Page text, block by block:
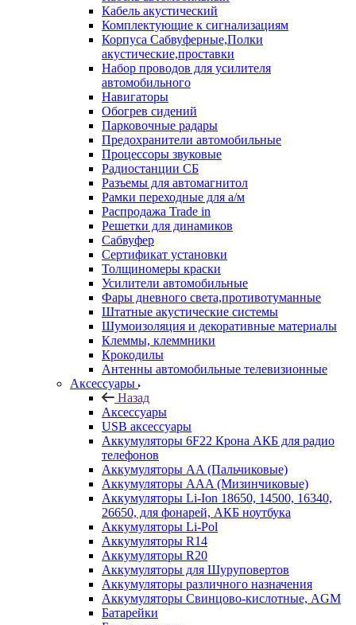
Кабель акустический
Комплектующие к сигнализациям
Корпуса Сабвуферные,Полки
акустические,проставки
Набор проводов для усилителя
автомобильного
Навигаторы
Обогрев сидений
Парковочные радары
Предохранители автомобильные
Процессоры звуковые
Радиостанции СБ
Разъемы для автомагнитол
Рамки переходные для а/м
Распродажа Trade in
Решетки для динамиков
Сабвуфер
Сертификат установки
Толщиномеры краски
Усилители автомобильные
Фары дневного света,противотуманные
Штатные акустические системы
Шумоизоляция и декоративные материалы
Клеммы, клеммники
Крокодилы
Антенны автомобильные телевизионные
Аксессуары
Назад
Аксессуары
USB аксессуары
Аккумуляторы 6F22 Крона АКБ для радио
телефонов
Аккумуляторы AA (Пальчиковые)
Аккумуляторы AAA (Мизинчиковые)
Аккумуляторы Li-Ion 18650, 14500, 16340,
26650, для фонарей, АКБ ноутбука
Аккумуляторы Li-Pol
Аккумуляторы R14
Аккумуляторы R20
Аккумуляторы для Шуруповертов
Аккумуляторы различного назначения
Аккумуляторы Свинцово-кислотные, AGM
Батарейки